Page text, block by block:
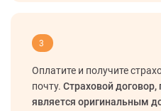
3
Оплатите и получите
почту. Страховой
является оригинальным